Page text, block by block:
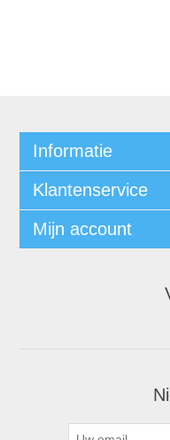
Informatie
Klantenservice
Mijn account